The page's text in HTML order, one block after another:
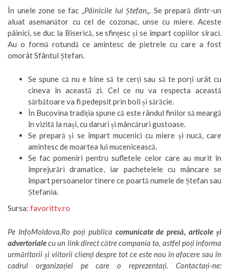
În unele zone se fac „Pâinicile lui Ștefan„. Se prepară dintr-un
aluat asemanător cu cel de cozonac, unse cu miere. Aceste
pâinici, se duc la Biserică, se sfințesc și se împart copiilor sîraci.
Au o formă rotundă ce amintesc de pietrele cu care a fost
omorât Sfântul Ștefan.
Se spune că nu e bine să te cerți sau să te porți urât cu
cineva în această zi. Cel ce nu va respecta această
sărbătoare va fi pedepsit prin boli și sărăcie.
În Bucovina tradiția spune că este rândul finilor să meargă
în vizită la nași, cu daruri și mâncăruri gustoase.
Se prepară și se împart mucenici cu miere și nucă, care
amintesc de moartea lui mucenicească.
Se fac pomeniri pentru sufletele celor care au murit în
împrejurări dramatice, iar pachetelele cu mâncare se
împart persoanelor tinere ce poartă numele de Ștefan sau
Ștefania.
Sursa: favorittv.ro
Pe InfoMoldova.Ro poți publica comunicate de presă, articole și
advertorialecu un link direct către compania ta, astfel poți informa
urmăritorii și viitorii clienți despre tot ce este nou în afacere sau în
cadrul organizației pe care o reprezentați. Contactați-ne: